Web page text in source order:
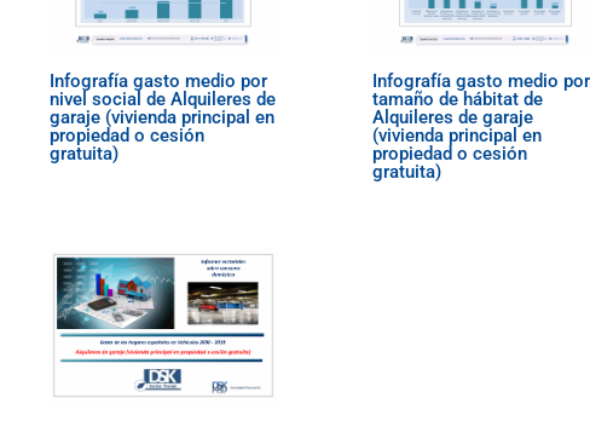
Infografía gasto medio por
nivel social de Alquileres de
garaje (vivienda principal en
propiedad o cesión
gratuita)
Infografía gasto medio por
tamaño de hábitat de
Alquileres de garaje
(vivienda principal en
propiedad o cesión
gratuita)